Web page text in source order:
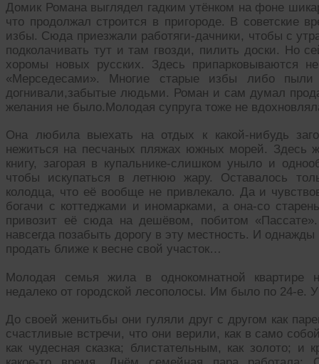
Домик Романа выглядел гадким утёнком на фоне
что продолжал строится в пригороде. В советские
избы. Сюда приезжали работяги-дачники, чтобы с
подколачивать тут и там гвозди, пилить доски. Но
хоромы новых русских. Здесь
«Мерседесами». Многие старые избы либо
догнивали,забытые людьми. Роман и сам думал
желания не было.Молодая супруга тоже не
Она любила выехать на отдых к какой-нибудь
нежиться на песчаных пляжах южных морей. Здесь
книгу, загорая в купальнике-слишком уныло и
чтобы искупаться в летнюю жару. Оставалось
колодца, что её вообще не привлекало. Да и
богачи с коттеджами и иномарками, а она-со
привозит её сюда на дешёвом, побитом
навсегда позабыть дорогу в эту местность. И
продать ближе к весне свой участок…
Молодая семья жила в однокомнатной квартире
недалеко от городской лесополосы. Им было по 24-е.
До своей женитьбы они гуляли друг с другом как
счастливые встречи, что они верили, как в само
как чудесная сказка; блистательным, как золото;